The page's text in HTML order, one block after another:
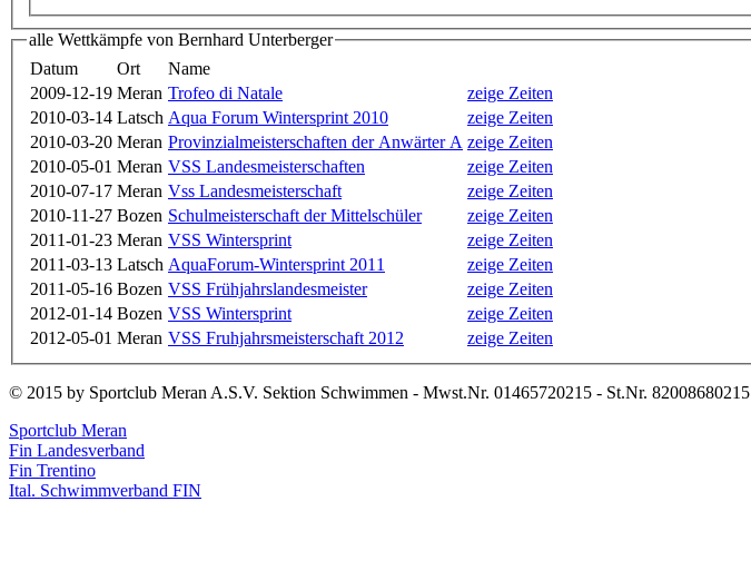
alle Wettkämpfe von Bernhard Unterberger
Datum
Ort
Name
2009-12-19 Meran Trofeo di Natale
zeige Zeiten
2010-03-14 Latsch Aqua Forum Wintersprint 2010
zeige Zeiten
2010-03-20 Meran Provinzialmeisterschaften der Anwärter A zeige Zeiten
2010-05-01 Meran VSS Landesmeisterschaften
zeige Zeiten
2010-07-17 Meran Vss Landesmeisterschaft
zeige Zeiten
2010-11-27 Bozen Schulmeisterschaft der Mittelschüler
zeige Zeiten
2011-01-23 Meran VSS Wintersprint
zeige Zeiten
2011-03-13 Latsch AquaForum-Wintersprint 2011
zeige Zeiten
2011-05-16 Bozen VSS Frühjahrslandesmeister
zeige Zeiten
2012-01-14 Bozen VSS Wintersprint
zeige Zeiten
2012-05-01 Meran VSS Fruhjahrsmeisterschaft 2012 zeige Zeiten
© 2015 by Sportclub Meran A.S.V. Sektion Schwimmen - Mwst.Nr. 01465720215 - St.Nr. 82008680215
Sportclub Meran
Fin Landesverband
Fin Trentino
Ital. Schwimmverband FIN